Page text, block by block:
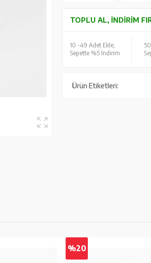
TOPLU AL, İNDIRIM
10 -49 Adet Ekle,
Sepette %5 İndirim
Ürün Etiketleri:
%20